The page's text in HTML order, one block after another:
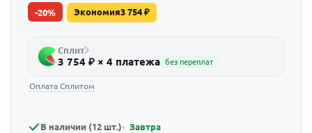
-20% Экономия3 754₽
Сплит
3 754 ₽ × 4 платежа без переплат
Оплата Сплитом
В наличии (12 шт.) Завтра